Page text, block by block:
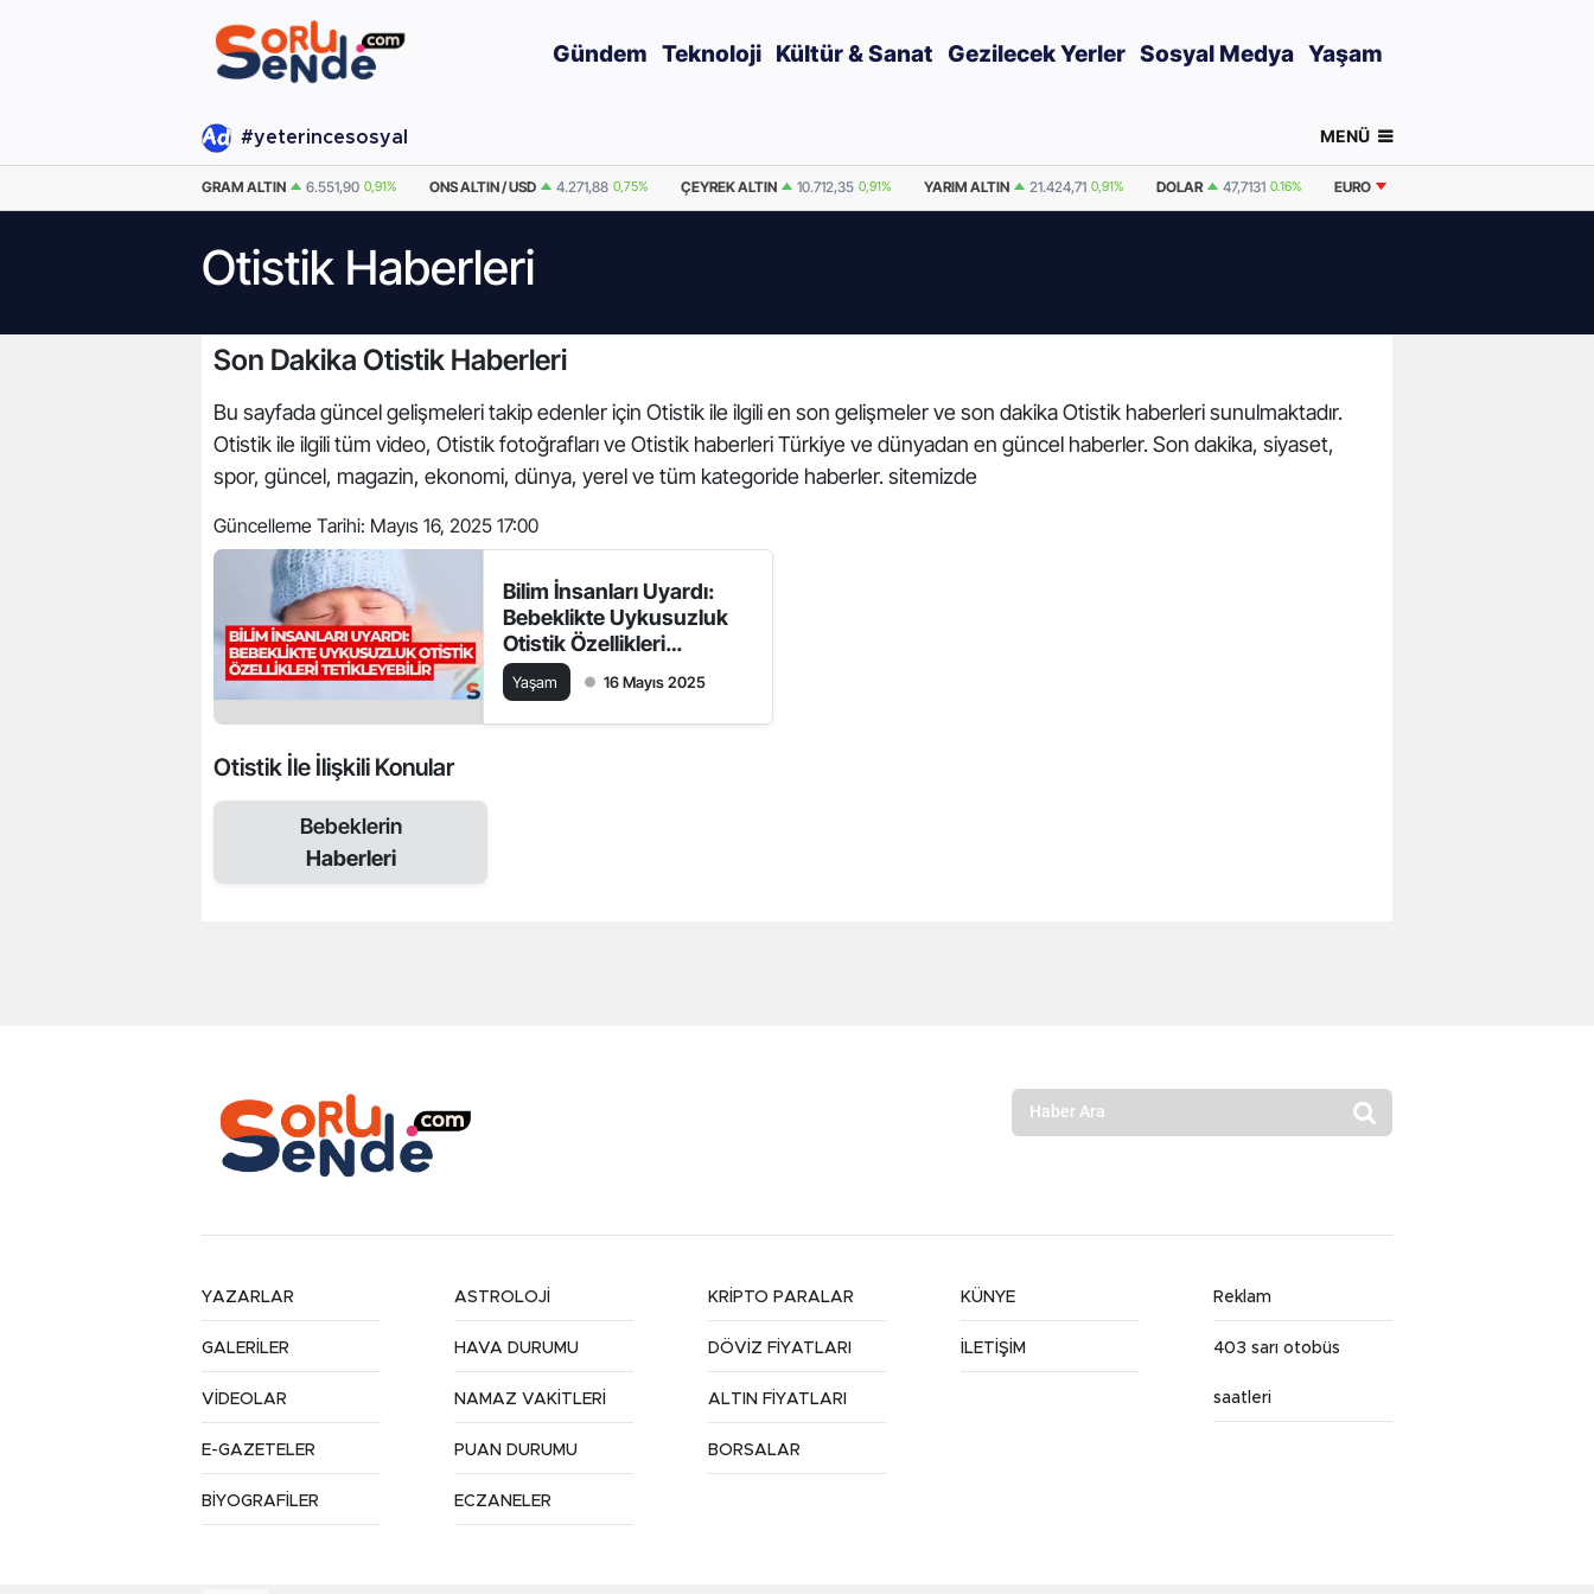
Gündem Teknoloji Kültür & Sanat Gezilecek Yerler Sosyal Medya Yaşam
#yeterincesosyal MENÜ
GRAM ALTIN 6.551,90 0,91% ONS ALTIN / USD 4.271,88 0,75% ÇEYREK ALTIN 10.712,35 0,91% YARIM ALTIN 21.424,71 0,91% DOLAR 47,7131 0.16% EURO 55,0384
Otistik Haberleri
Son Dakika Otistik Haberleri
Bu sayfada güncel gelişmeleri takip edenler için Otistik ile ilgili en son gelişmeler ve son dakika Otistik haberleri sunulmaktadır.
Otistik ile ilgili tüm video, Otistik fotoğrafları ve Otistik haberleri Türkiye ve dünyadan en güncel haberler. Son dakika, siyaset,
spor, güncel, magazin, ekonomi, dünya, yerel ve tüm kategoride haberler. sitemizde
Güncelleme Tarihi: Mayıs 16, 2025 17:00
Bilim İnsanları Uyardı:
Bebeklikte Uykusuzluk
Otistik Özellikleri
Tetikleyebilir
Yaşam 16 Mayıs 2025
Otistik İle İlişkili Konular
Bebeklerin
Haberleri
YAZARLAR
GALERİLER
VİDEOLAR
E-GAZETELER
BİYOGRAFİLER
ASTROLOJİ
HAVA DURUMU
NAMAZ VAKİTLERİ
PUAN DURUMU
ECZANELER
KRİPTO PARALAR
DÖVİZ FİYATLARI
ALTIN FİYATLARI
BORSALAR
KÜNYE
İLETİŞİM
Reklam
403 sarı otobüs
saatleri